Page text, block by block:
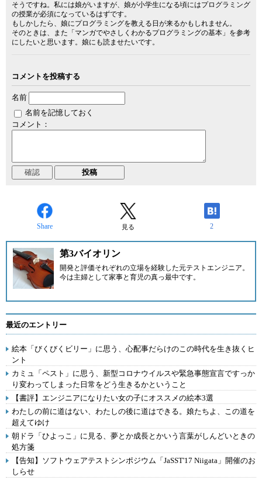
そうですね。私には娘がいますが、娘が小学生になる頃にはプログラミング
の授業が必須になっているはずです。
もしかしたら、娘にプログラミングを教える日が来るかもしれません。
そのときは、また「マンガでやさしくわかるプログラミングの基本」を参考
にしたいと思います。娘にも読ませたいです。
コメントを投稿する
名前
名前を記憶しておく
コメント：
Share 見る 2
第3バイオリン
開発と評価それぞれの立場を経験した元テストエンジニア。
今は主婦として家事と育児の真っ最中です。
最近のエントリー
絵本「びくびくビリー」に思う、心配事だらけのこの時代を生き抜くヒ
ント
カミュ「ペスト」に思う、新型コロナウイルスや緊急事態宣言ですっか
り変わってしまった日常をどう生きるかということ
【書評】エンジニアになりたい女の子にオススメの絵本3選
わたしの前に道はない、わたしの後に道はできる。娘たちよ、この道を
超えてゆけ
朝ドラ「ひよっこ」に見る、夢とか成長とかいう言葉がしんどいときの
処方箋
【告知】ソフトウェアテストシンポジウム「JaSST'17 Niigata」開催のお
しらせ